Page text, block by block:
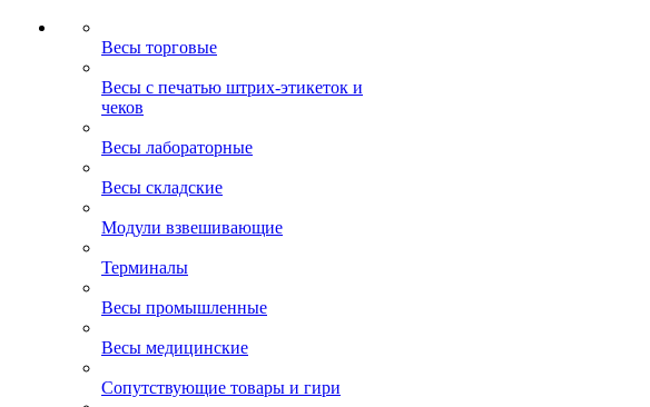
Весы торговые
Весы с печатью штрих-этикеток и
чеков
Весы лабораторные
Весы складские
Модули взвешивающие
Терминалы
Весы промышленные
Весы медицинские
Сопутствующие товары и гири